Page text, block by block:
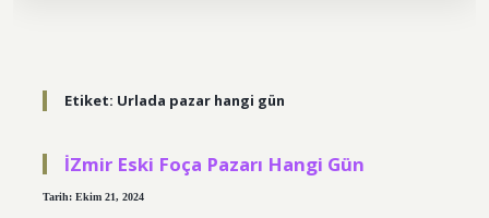
Etiket: Urlada pazar hangi gün
İZmir Eski Foça Pazarı Hangi Gün
Tarih: Ekim 21, 2024